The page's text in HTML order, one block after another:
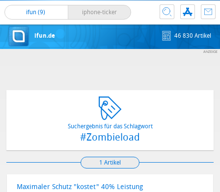
ifun (9) iphone-ticker
ifun.de 46 830 Artikel
Suchergebnis für das Schlagwort
#Zombieload
1 Artikel
Maximaler Schutz "kostet" 40% Leistung